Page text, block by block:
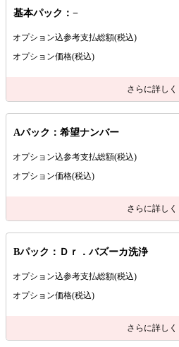
基本パック：−
オプション込参考支払総額(税込)
オプション価格(税込)
さらに詳しく
Aパック：希望ナンバー
オプション込参考支払総額(税込)
オプション価格(税込)
さらに詳しく
Bパック：Ｄｒ．バズーカ洗浄
オプション込参考支払総額(税込)
オプション価格(税込)
さらに詳しく